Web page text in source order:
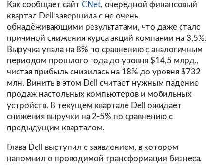
Как сообщает сайт CNet, очередной финансовый
квартал Dell завершила с не очень
обнадёживающими результатами, что даже стало
причиной снижения курса акций компании на 3,5%.
Выручка упала на 8% по сравнению с аналогичным
периодом прошлого года до уровня $14,5 млрд.,
чистая прибыль снизилась на 18% до уровня $732
млн. Винить в этом Dell считает нужным падение
продаж настольных компьютеров и мобильных
устройств. В текущем квартале Dell ожидает
снижения выручки на 2-5% по сравнению с
предыдущим кварталом.
Глава Dell выступил с заявлением, в котором
напомнил о проводимой трансформации бизнеса.